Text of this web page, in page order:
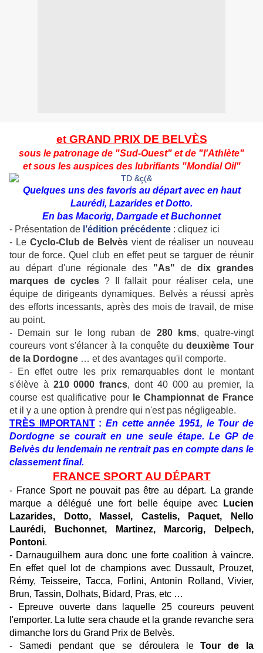
et GRAND PRIX DE BELVÈS
sous le patronage de "Sud-Ouest" et de "l'Athlète"
et sous les auspices des lubrifiants "Mondial Oil"
Quelques uns des favoris au départ avec en haut
Laurédi, Lazarides et Dotto.
En bas Macorig, Darrgade et Buchonnet
- Présentation de l’édition précédente : cliquez ici
- Le Cyclo-Club de Belvès vient de réaliser un nouveau
tour de force. Quel club en effet peut se targuer de réunir
au départ d'une régionale des "As" de dix grandes
marques de cycles? Il fallait pour réaliser cela, une
équipe de dirigeants dynamiques. Belvès a réussi après
des efforts incessants, après des mois de travail, de mise
au point.
- Demain sur le long ruban de 280 kms, quatre-vingt
coureurs vont s'élancer à la conquête dudeuxième Tour
de la Dordogne … et des avantages qu'il comporte.
- En effet outre les prix remarquables dont le montant
s'élève à 210 0000 francs, dont 40 000 au premier, la
course est qualificative pour le Championnat de France
et il y a une option à prendre qui n'est pas négligeable.
TR ÈS IMPORTANT: En cette année 1951, le Tour de
Dordogne se courait en une seule étape. Le GP de
Belvès du lendemain ne rentrait pas en compte dans le
classement final.
FRANCE SPORT AU DÉPART
- France Sport ne pouvait pas être au départ. La grande
marque a délégué une fort belle équipe avec
Lucien
Lazarides, Dotto, Massel, Castelis, Paquet, Nello
Laurédi, Buchonnet, Martinez, Marcorig, Delpech,
Pontoni.
- Darnauguilhem aura donc une forte coalition à vaincre.
En effet quel lot de champions avec Dussault, Prouzet,
Rémy, Teisseire, Tacca, Forlini, Antonin Rolland, Vivier,
Brun, Tassin, Dolhats, Bidard, Pras, etc …
- Epreuve ouverte dans laquelle 25 coureurs peuvent
l'emporter. La lutte sera chaude et la grande revanche sera
dimanche lors du Grand Prix de Belvès.
- Samedi pendant que se déroulera leTour de la